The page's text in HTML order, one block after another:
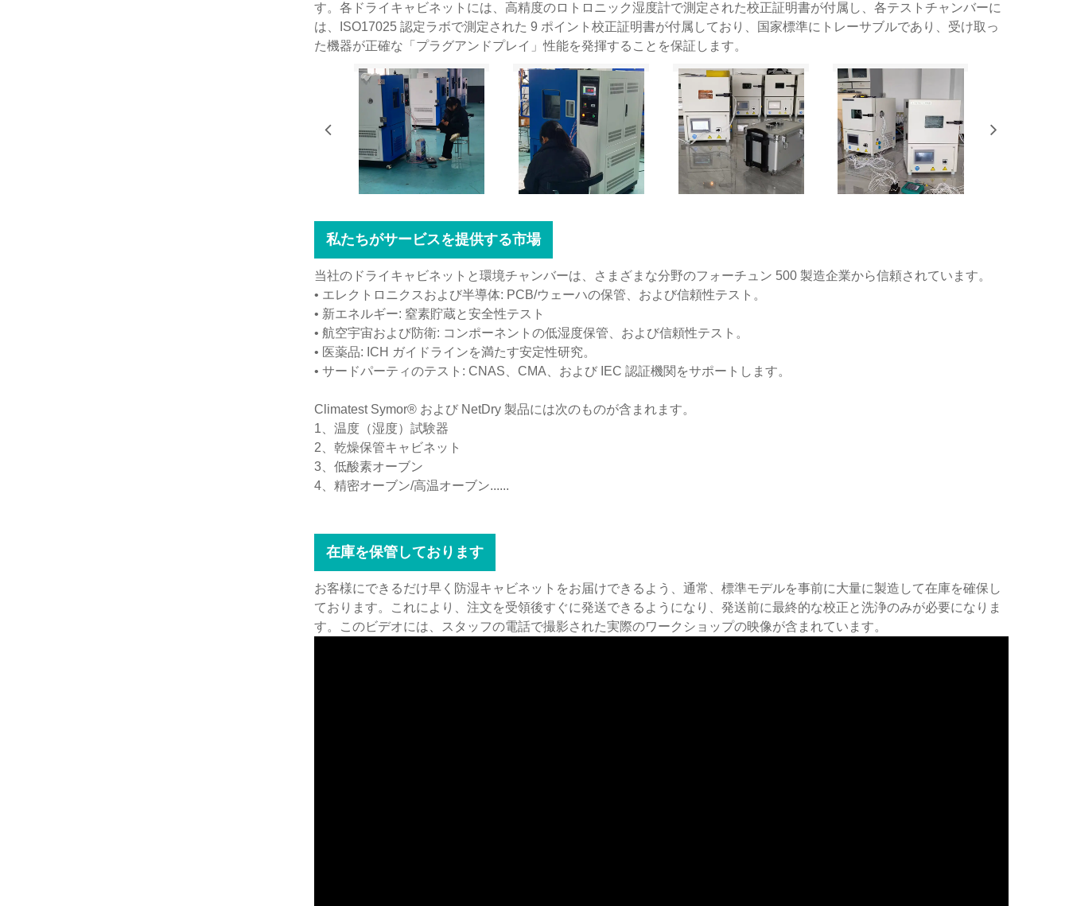
す。各ドライキャビネットには、高精度のロトロニック湿度計で測定された校正証明書が付属し、各テストチャンバーに
は、ISO17025 認定ラボで測定された 9 ポイント校正証明書が付属しており、国家標準にトレーサブルであり、受け取っ
た機器が正確な「プラグアンドプレイ」性能を発揮することを保証します。
私たちがサービスを提供する市場
当社のドライキャビネットと環境チャンバーは、さまざまな分野のフォーチュン 500 製造企業から信頼されています。
• エレクトロニクスおよび半導体: PCB/ウェーハの保管、および信頼性テスト。
• 新エネルギー: 窒素貯蔵と安全性テスト
• 航空宇宙および防衛: コンポーネントの低湿度保管、および信頼性テスト。
• 医薬品: ICH ガイドラインを満たす安定性研究。
• サードパーティのテスト: CNAS、CMA、および IEC 認証機関をサポートします。
Climatest Symor® および NetDry 製品には次のものが含まれます。
1、温度（湿度）試験器
2、乾燥保管キャビネット
3、低酸素オーブン
4、精密オーブン/高温オーブン......
在庫を保管しております
お客様にできるだけ早く防湿キャビネットをお届けできるよう、通常、標準モデルを事前に大量に製造して在庫を確保し
ております。これにより、注文を受領後すぐに発送できるようになり、発送前に最終的な校正と洗浄のみが必要になりま
す。このビデオには、スタッフの電話で撮影された実際のワークショップの映像が含まれています。